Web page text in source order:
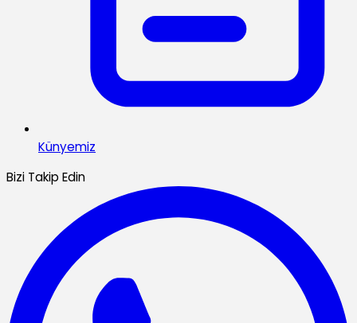
Künyemiz
Bizi Takip Edin